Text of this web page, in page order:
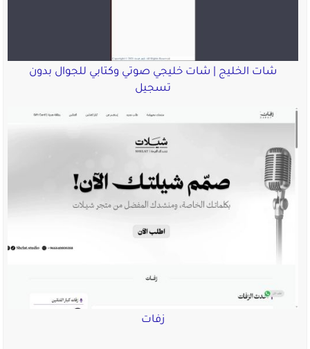
شات الخليج | شات خليجي صوتي وكتابي للجوال بدون
تسجيل
زفات